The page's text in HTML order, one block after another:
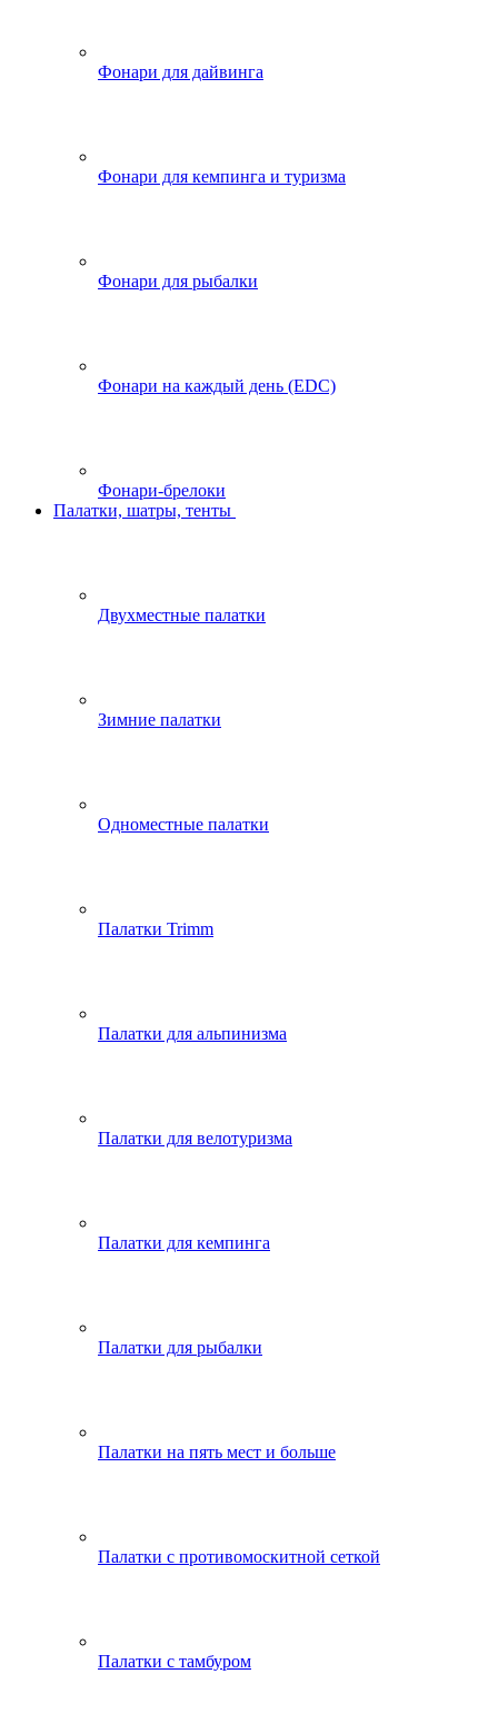
Фонари для дайвинга
Фонари для кемпинга и туризма
Фонари для рыбалки
Фонари на каждый день (EDC)
Фонари-брелоки
Палатки, шатры, тенты
Двухместные палатки
Зимние палатки
Одноместные палатки
Палатки Trimm
Палатки для альпинизма
Палатки для велотуризма
Палатки для кемпинга
Палатки для рыбалки
Палатки на пять мест и больше
Палатки с противомоскитной сеткой
Палатки с тамбуром